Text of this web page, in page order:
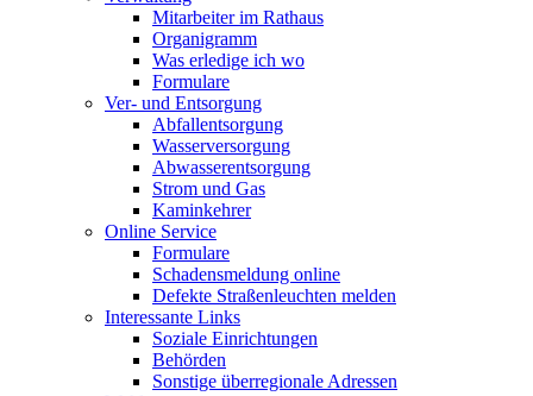
Mitarbeiter im Rathaus
Organigramm
Was erledige ich wo
Formulare
Ver- und Entsorgung
Abfallentsorgung
Wasserversorgung
Abwasserentsorgung
Strom und Gas
Kaminkehrer
Online Service
Formulare
Schadensmeldung online
Defekte Straßenleuchten melden
Interessante Links
Soziale Einrichtungen
Behörden
Sonstige überregionale Adressen